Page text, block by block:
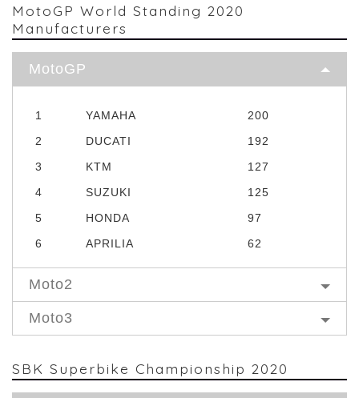
MotoGP World Standing 2020
Manufacturers
MotoGP
1 YAMAHA
200
2
DUCATI
192
3
KTM
127
4
SUZUKI
125
5
HONDA
97
6
APRILIA 62
Moto2
Moto3
SBK Superbike Championship 2020